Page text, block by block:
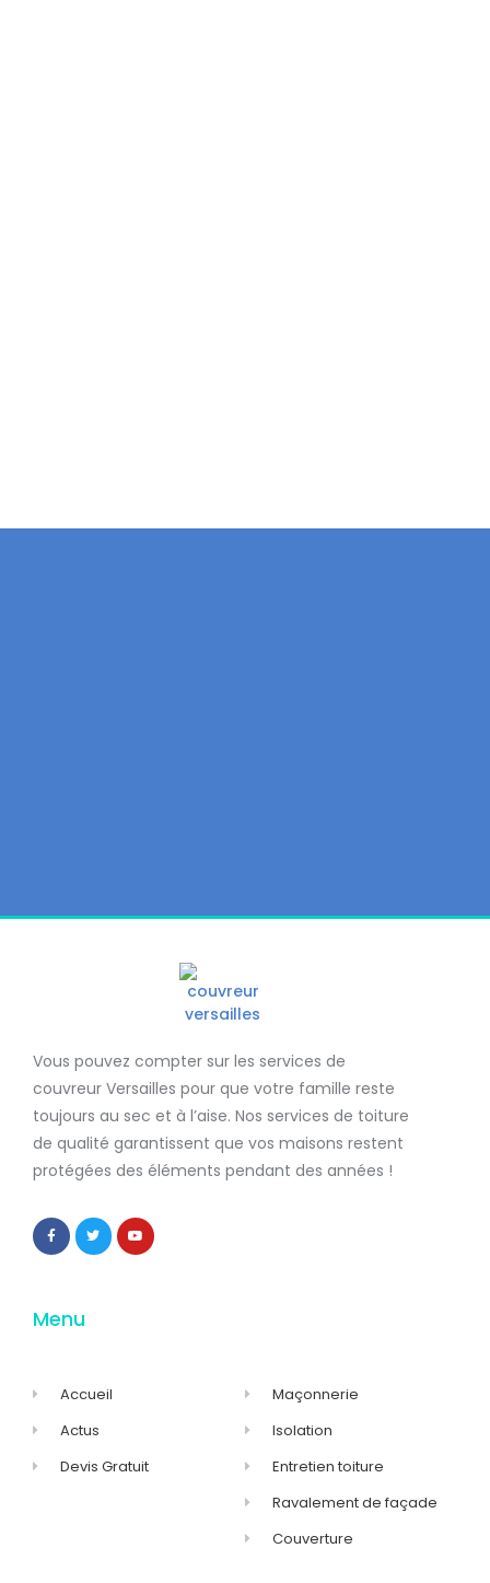
Vous pouvez compter sur les services de
couvreur Versailles pour que votre famille reste
toujours au sec et à l’aise. Nos services de toiture
de qualité garantissent que vos maisons restent
protégées des éléments pendant des années !
Menu
Accueil
Actus
Devis Gratuit
Maçonnerie
Isolation
Entretien toiture
Ravalement de façade
Couverture